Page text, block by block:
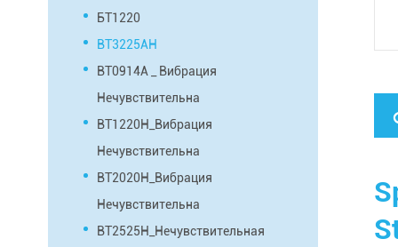
БТ1220
BT3225AH
BT0914A _ Вибрация
Нечувствительна
BT1220H_Вибрация
Нечувствительна
BT2020H_Вибрация
Нечувствительна
BT2525H_Нечувствительная